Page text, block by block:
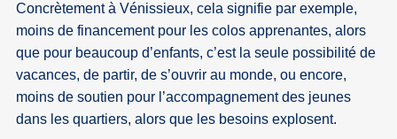
Concrètement à Vénissieux, cela signifie par exemple,
moins de financement pour les colos apprenantes, alors
que pour beaucoup d’enfants, c’est la seule possibilité de
vacances, de partir, de s’ouvrir au monde, ou encore,
moins de soutien pour l’accompagnement des jeunes
dans les quartiers, alors que les besoins explosent.